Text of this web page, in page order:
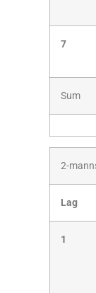
7
Sum
2-
Lag
1